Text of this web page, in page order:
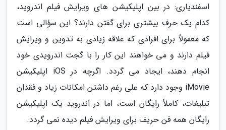
اسفندیاری: در بین اپلیکیشن های ویرایش فیلم اندروید،
کدام یک حرف بیشتری برای گفتن دارند؟ این سؤالی است
که معمولاً برای افرادی که علاقه زیادی به تدوین و ویرایش
فیلم دارند و می خواهند این کار را با گجت اندرویدی خود
انجام دهند، ایجاد می گردد. اگرچه در iOS اپلیکیشن
iMovie وجود دارد که علی رغم داشتن امکانات زیاد و فقدان
تبلیغات، کاملاً رایگان است، اما در اندروید یک اپلیکیشن
رایگان همه فن حریف برای ویرایش فیلم دیده نمی گردد.